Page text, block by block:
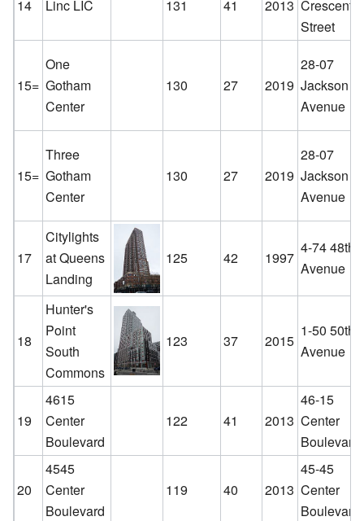
14 Linc LIC 131 41 2013 Crescent
Street
15=
One
Gotham
Center
130 27 2019
28-07
Jackson
Avenue
15=
Three
Gotham
Center
130 27 2019
28-07
Jackson
Avenue
17
Citylights
at Queens
Landing
125 42 1997
4-74 48th
Avenue
18
Hunter's
Point
South
Commons
123 37 2015
1-50 50th
Avenue
19
4615
Center
Boulevard
122 41 2013
46-15
Center
Boulevard
20
4545
Center
Boulevard
119 40 2013
45-45
Center
Boulevard